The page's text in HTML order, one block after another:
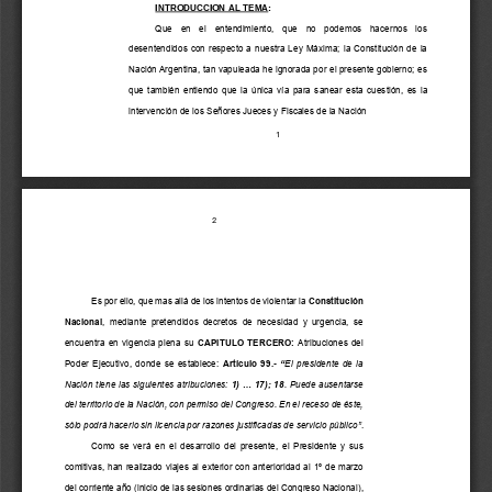
1
INTRODUCCION AL TEMA:
Que  en  el  entendimiento,  que  no  podemos  hacernos  los
desentendidos con respecto a nuestra Ley Máxima; la Constitución de la
Nación Argentina, tan vapuleada he ignorada por el presente gobierno; es
que también entiendo que la única vía para sanear esta cuestión, es la
intervención de los Señores Jueces y Fiscales de la Nación
2
Es por ello, que mas allá de los intentos de violentar la Constitución
Nacional , mediante pretendidos decretos de necesidad y urgencia, se
encuentra en vigencia plena su CAPITULO TERCERO: Atribuciones del
Poder Ejecutivo, donde se establece: Artículo 99. - “El presidente de la
Nación tiene las siguientes atribuciones: 1) ... 17); 18. Puede ausentarse
del territorio de la Nación, con permiso del Congreso. En el receso de éste,
sólo podrá hacerlo sin licencia por razones justificadas de servicio público”.
Como se verá en el desarrollo del presente, el Presidente y sus
comitivas, han realizado viajes al exterior con anterioridad al 1º de marzo
del corriente año (inicio de las sesiones ordinarias del Congreso Nacional ),